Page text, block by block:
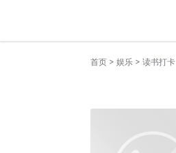
首页 > 娱乐 > 读书打卡